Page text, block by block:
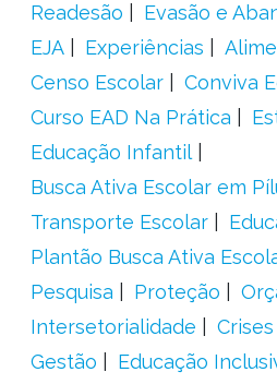
Readesão
Evasão e
EJA
Experiências
Censo Escolar
Conviva
Curso EAD Na Prática
Educação Infantil
Busca Ativa Escolar em
Transporte Escolar
Plantão Busca Ativa
Pesquisa
Proteção
Intersetorialidade
Gestão
Educação